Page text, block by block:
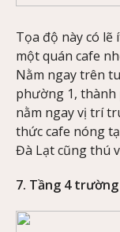
Tọa độ này có
một quán cafe
Nằm ngay trên
phường 1, thành
nằm ngay vị trí
thức cafe nóng
Đà Lạt cũng thú
7. Tầng 4